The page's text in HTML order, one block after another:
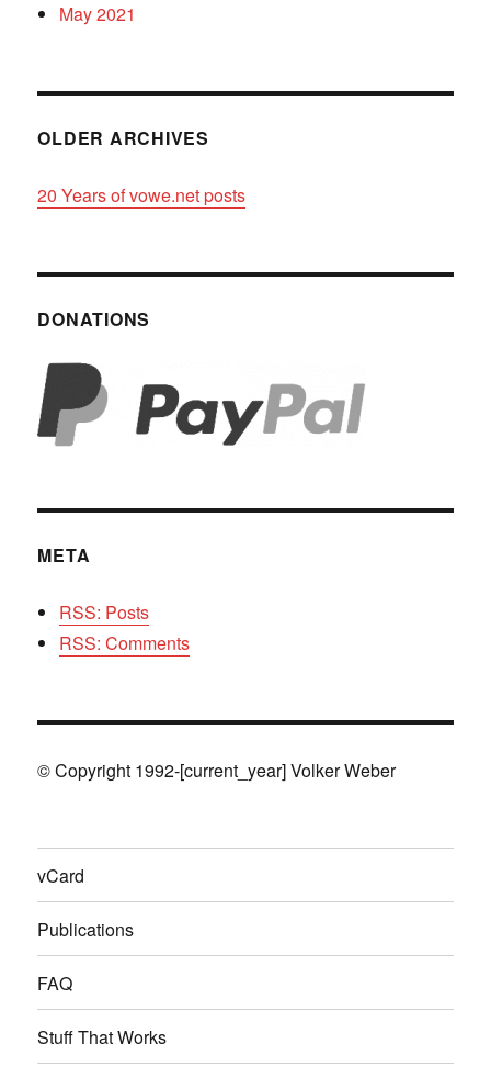
May 2021
OLDER ARCHIVES
20 Years of vowe.net posts
DONATIONS
META
RSS: Posts
RSS: Comments
© Copyright 1992-[current_year] Volker Weber
vCard
Publications
FAQ
Stuff That Works